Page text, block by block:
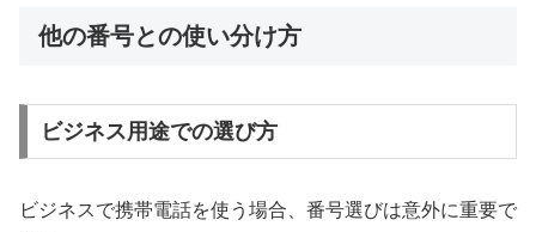
他の番号との使い分け方
ビジネス用途での選び方
ビジネスで携帯電話を使う場合、番号選びは意外に重要で